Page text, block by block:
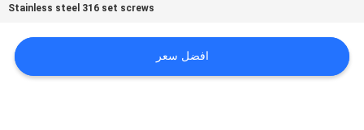
Stainless steel 316 set screws
افضل سعر